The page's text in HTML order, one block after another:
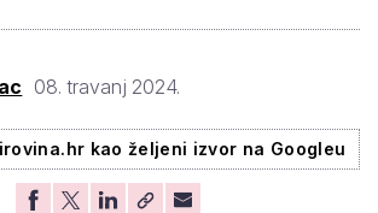
08. travanj 2024.
kao željeni izvor na Googleu